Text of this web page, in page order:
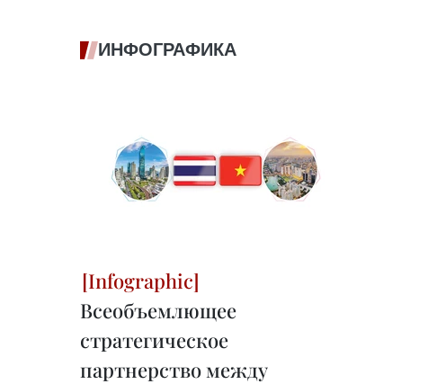
ИНФОГРАФИКА
Всеобъемлющее
стратегическое
партнерство между